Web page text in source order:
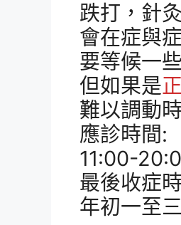
跌打，針
會在症與
要等候一
但如果是
難以調動
應診時間:
11:00-
最後收症
年初一至